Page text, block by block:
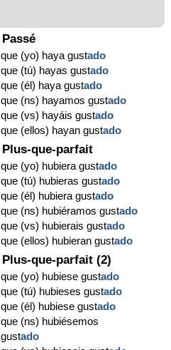
Passé
que (yo) haya gustado
que (tú) hayas gustado
que (él) haya gustado
que (ns) hayamos gustado
que (vs) hayáis gustado
que (ellos) hayan gustado
Plus-que-parfait
que (yo) hubiera gustado
que (tú) hubieras gustado
que (él) hubiera gustado
que (ns) hubiéramos gustado
que (vs) hubierais gustado
que (ellos) hubieran gustado
Plus-que-parfait (2)
que (yo) hubiese gustado
que (tú) hubieses gustado
que (él) hubiese gustado
que (ns) hubiésemos
gustado